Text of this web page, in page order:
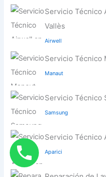
Servicio Técnico
Vallès
Airwell
Servicio Técnico
Manaut
Servicio Técnico
Samsung
Servicio Técnico
Aparici